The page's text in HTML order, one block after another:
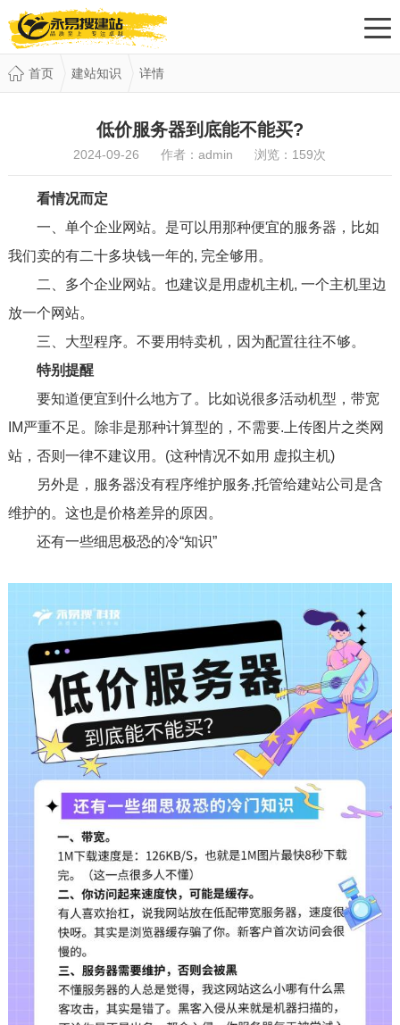
首页 建站知识 详情
低价服务器到底能不能买?
2024-09-26 作者：admin 浏览： 159次
看情况而定
一、单个企业网站。是可以用那种便宜的服务器，比如
我们卖的有二十多块钱一年的, 完全够用。
二、多个企业网站。也建议是用虚机主机, 一个主机里边
放一个网站。
三、大型程序。不要用特卖机，因为配置往往不够。
特别提醒
要知道便宜到什么地方了。比如说很多活动机型，带宽
IM严重不足。除非是那种计算型的，不需要.上传图片之类网
站，否则一律不建议用。(这种情况不如用 虚拟主机)
另外是，服务器没有程序维护服务,托管给建站公司是含
维护的。这也是价格差异的原因。
还有一些细思极恐的冷“知识”